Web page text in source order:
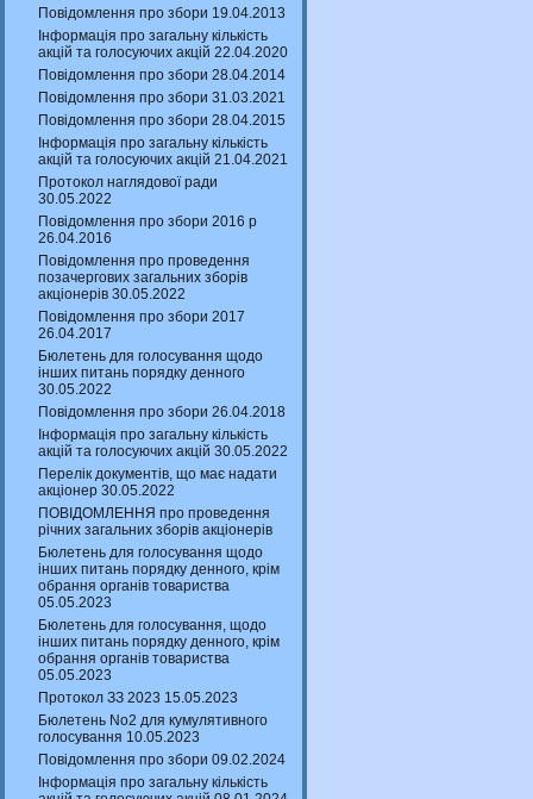
Повідомлення про збори 19.04.2013
Інформація про загальну кількість
акцій та голосуючих акцій 22.04.2020
Повідомлення про збори 28.04.2014
Повідомлення про збори 31.03.2021
Повідомлення про збори 28.04.2015
Інформація про загальну кількість
акцій та голосуючих акцій 21.04.2021
Протокол наглядової ради
30.05.2022
Повідомлення про збори 2016 р
26.04.2016
Повідомлення про проведення
позачергових загальних зборів
акціонерів 30.05.2022
Повідомлення про збори 2017
26.04.2017
Бюлетень для голосування щодо
інших питань порядку денного
30.05.2022
Повідомлення про збори 26.04.2018
Інформація про загальну кількість
акцій та голосуючих акцій 30.05.2022
Перелік документів, що має надати
акціонер 30.05.2022
ПОВІДОМЛЕННЯ про проведення
річних загальних зборів акціонерів
Бюлетень для голосування щодо
інших питань порядку денного, крім
обрання органів товариства
05.05.2023
Бюлетень для голосування, щодо
інших питань порядку денного, крім
обрання органів товариства
05.05.2023
Протокол ЗЗ 2023 15.05.2023
Бюлетень No2 для кумулятивного
голосування 10.05.2023
Повідомлення про збори 09.02.2024
Інформація про загальну кількість